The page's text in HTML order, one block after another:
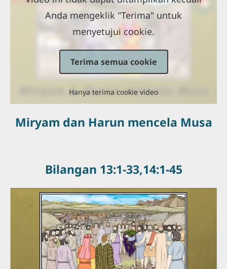
Anda mengeklik "Terima" untuk
menyetujui cookie.
Terima semua cookie
Hanya terima cookie video
Miryam dan Harun mencela Musa
Bilangan 13:1-33,14:1-45